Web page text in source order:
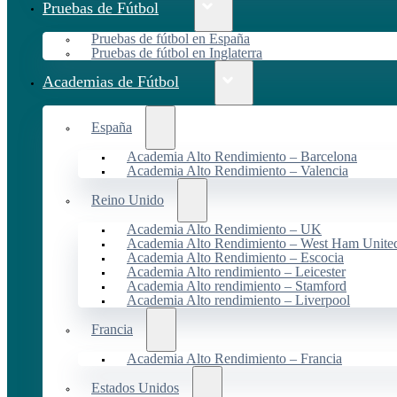
Pruebas de Fútbol
Pruebas de fútbol en España
Pruebas de fútbol en Inglaterra
Academias de Fútbol
España
Academia Alto Rendimiento – Barcelona
Academia Alto Rendimiento – Valencia
Reino Unido
Academia Alto Rendimiento – UK
Academia Alto Rendimiento – West Ham
Academia Alto Rendimiento – Escocia
Academia Alto rendimiento – Leicester
Academia Alto rendimiento – Stamford
Academia Alto rendimiento – Liverpool
Francia
Academia Alto Rendimiento – Francia
Estados Unidos